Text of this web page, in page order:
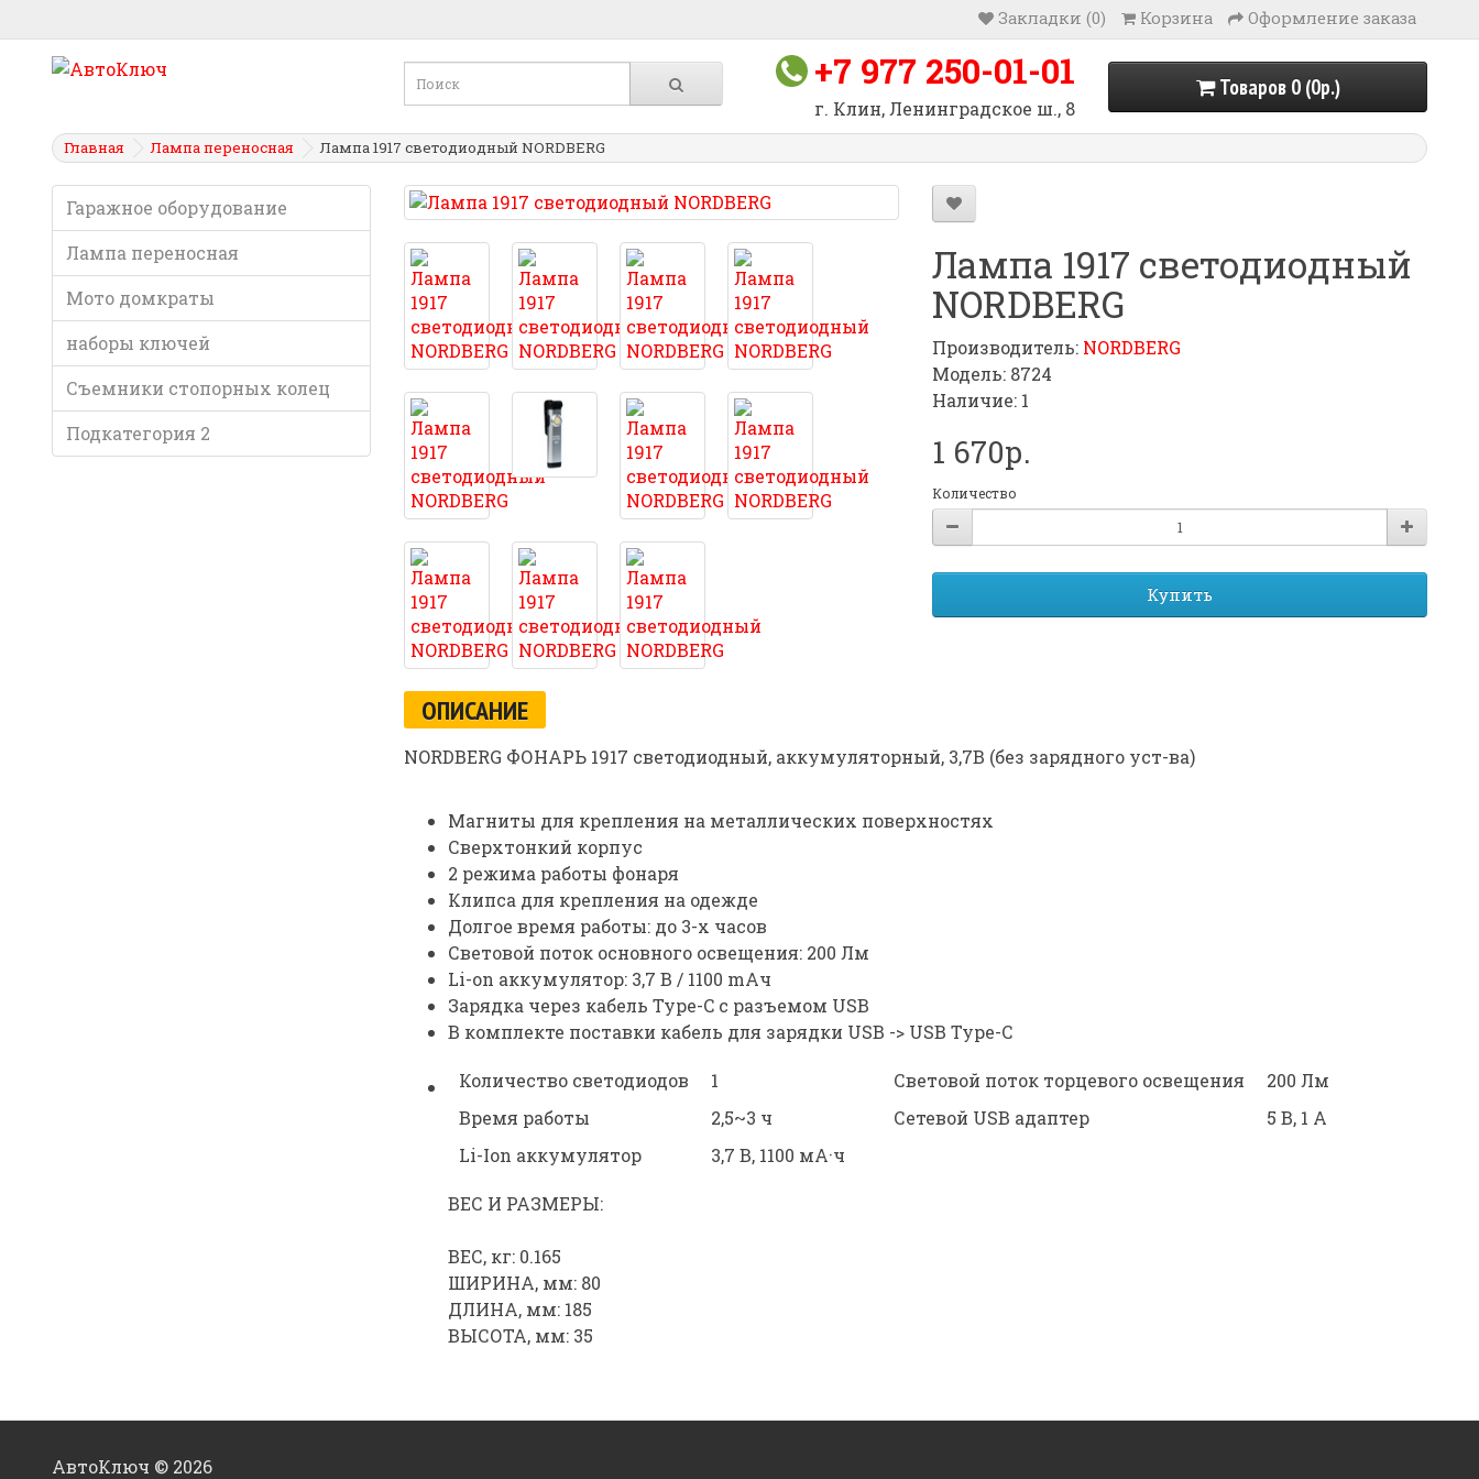
Закладки (0) Корзина Оформление заказа
+7 977 250-01-01
г. Клин, Ленинградское ш., 8
Товаров 0 (0р.)
Главная Лампа переносная Лампа 1917 светодиодный NORDBERG
Гаражное оборудование
Лампа переносная
Мото домкраты
наборы ключей
Съемники стопорных колец
Подкатегория 2
Лампа 1917 светодиодный
NORDBERG
Производитель: NORDBERG
Модель: 8724
Наличие: 1
1 670р.
Количество
Купить
ОПИСАНИЕ
NORDBERG ФОНАРЬ 1917 светодиодный, аккумуляторный, 3,7В (без зарядного уст-ва)
Магниты для крепления на металлических поверхностях
Сверхтонкий корпус
2 режима работы фонаря
Клипса для крепления на одежде
Долгое время работы: до 3-х часов
Световой поток основного освещения: 200 Лм
Li-on аккумулятор: 3,7 В / 1100 mAч
Зарядка через кабель Type-C с разъемом USB
В комплекте поставки кабель для зарядки USB -> USB Type-C
Количество светодиодов 1 Световой поток торцевого освещения
200 Лм
Время работы
2,5~3 ч Сетевой USB адаптер
5 В, 1 А
Li-Ion аккумулятор
3,7 В, 1100 мА·ч
ВЕС И РАЗМЕРЫ:
ВЕС, кг: 0.165
ШИРИНА, мм: 80
ДЛИНА, мм: 185
ВЫСОТА, мм: 35
АвтоКлюч © 2026